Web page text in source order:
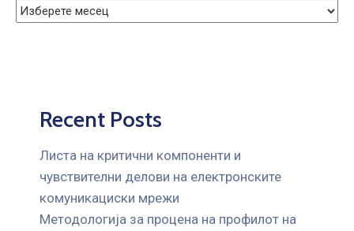
ЈАВНИ
Recent Posts
Листа на критични компоненти и
чувствителни делови на електронските
комуникациски мрежи
Mетодологија за процена на профилот на